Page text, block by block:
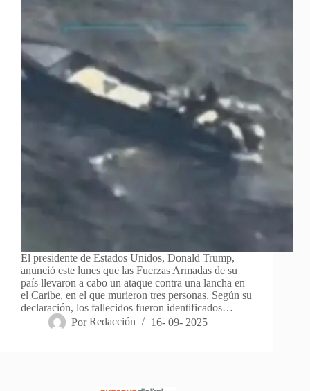
El presidente de Estados Unidos, Donald Trump,
anunció este lunes que las Fuerzas Armadas de su
país llevaron a cabo un ataque contra una lancha en
el Caribe, en el que murieron tres personas. Según su
declaración, los fallecidos fueron identificados…
Por Redacción 16- 09- 2025